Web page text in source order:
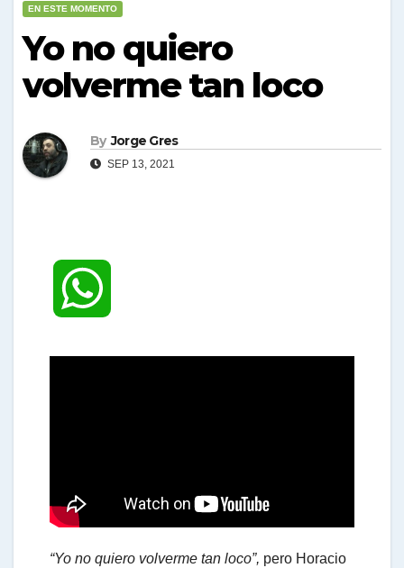
EN ESTE MOMENTO
Yo no quiero
volverme tan loco
By Jorge Gres
SEP 13, 2021
“Yo no quiero volverme tan loco”, pero Horacio